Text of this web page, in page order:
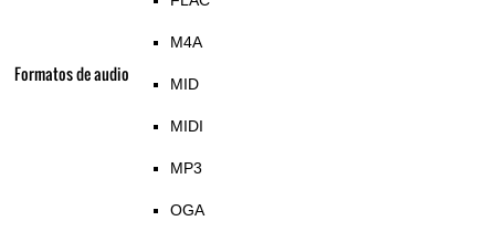
Formatos de audio
M4A
MID
MIDI
MP3
OGA